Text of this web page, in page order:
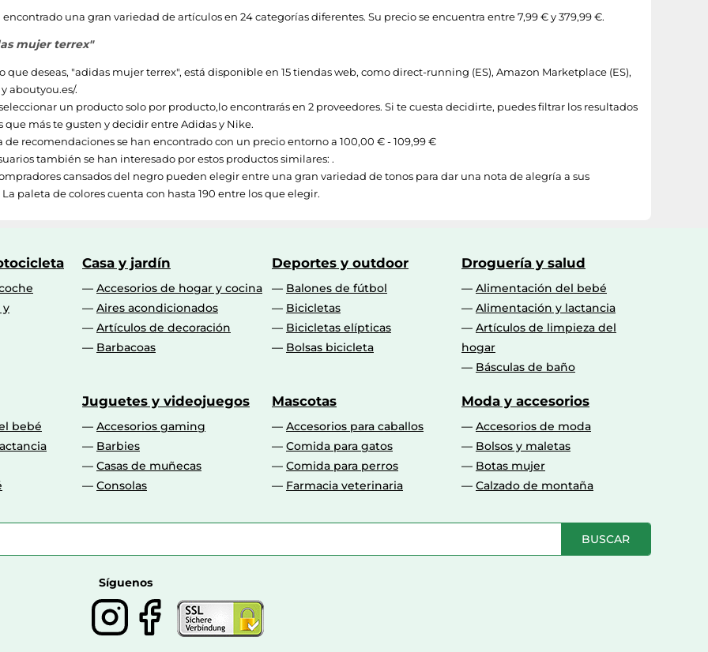
una gran variedad de artículos en 24 categorías diferentes. Su precio se encuentra entre 7,99 € y 379,99 €.
mujer terrex"
que deseas, "adidas mujer terrex", está disponible en 15 tiendas web, comodirect-running (ES), Amazon Marketplace (ES),
yaboutyou.es/.
un producto solo por producto,lo encontrarás en 2 proveedores. Si te cuesta decidirte, puedes filtrar los resultados
que más te gusten y decidir entreAdidasy Nike.
de recomendaciones se han encontrado con un precio entorno a 100,00 € - 109,99 €
también se han interesado por estos productos similares: .
cansados del negro pueden elegir entre una gran variedad de tonos para dar una nota de alegría a sus
paleta de colores cuenta con hasta 190 entre los que elegir.
y
Casa y jardín
Accesorios de hogar y cocina
Aires acondicionados
Artículos de decoración
Barbacoas
Deportes y outdoor
Balones de fútbol
Bicicletas
Bicicletas elípticas
Bolsas bicicleta
Droguería y salud
Alimentación del bebé
Alimentación y lactancia
Artículos de limpieza del
hogar
Básculas de baño
bebé
Juguetes y videojuegos
Accesorios gaming
Barbies
Casas de muñecas
Consolas
Mascotas
Accesorios para caballos
Comida para gatos
Comida para perros
Farmacia veterinaria
Moda y accesorios
Accesorios de moda
Bolsos y maletas
Botas mujer
Calzado de montaña
BUSCAR
Síguenos